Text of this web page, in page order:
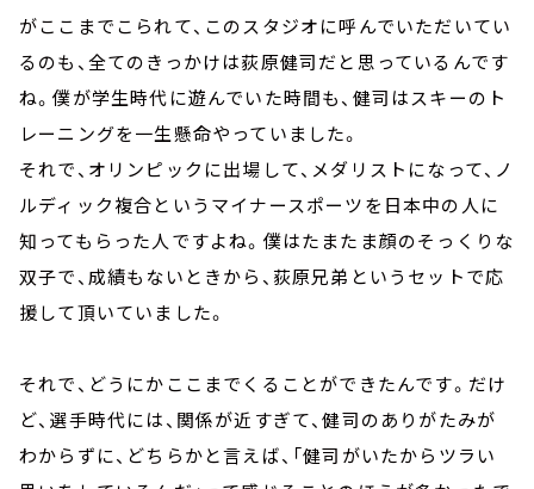
がここまでこられて、このスタジオに呼んでいただいてい
るのも、全てのきっかけは荻原健司だと思っているんです
ね。僕が学生時代に遊んでいた時間も、健司はスキーのト
レーニングを一生懸命やっていました。
それで、オリンピックに出場して、メダリストになって、ノ
ルディック複合というマイナースポーツを日本中の人に
知ってもらった人ですよね。僕はたまたま顔のそっくりな
双子で、成績もないときから、荻原兄弟というセットで応
援して頂いていました。
それで、どうにかここまでくることができたんです。だけ
ど、選手時代には、関係が近すぎて、健司のありがたみが
わからずに、どちらかと言えば、「健司がいたからツラい